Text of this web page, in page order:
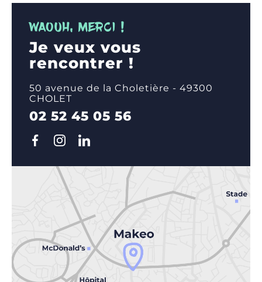
WAOUH, MERCI !
Je veux vous
rencontrer !
50 avenue de la Choletière - 49300
CHOLET
02 52 45 05 56